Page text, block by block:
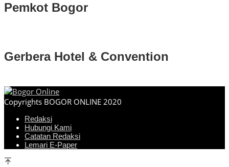
Pemkot Bogor
Gerbera Hotel & Convention
Copyrights BOGOR ONLINE 2020
Redaksi
Hubungi Kami
Catatan Redaksi
Lemari E-Paper